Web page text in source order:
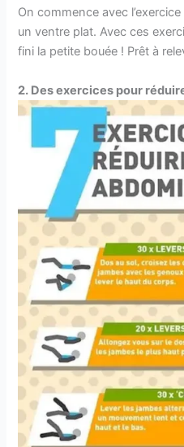
On commence avec
un ventre plat. Avec ces
fini la petite bouée ! Prêt à
2. Des exercices pour